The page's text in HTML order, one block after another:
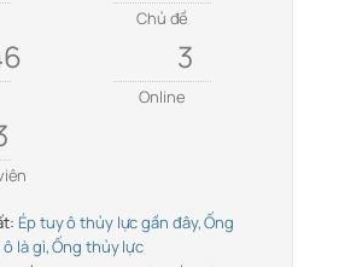
Chủ đề
3
Online
Ép tuy ô thủy lực gần đây, Ống
là gì, Ống thủy lực